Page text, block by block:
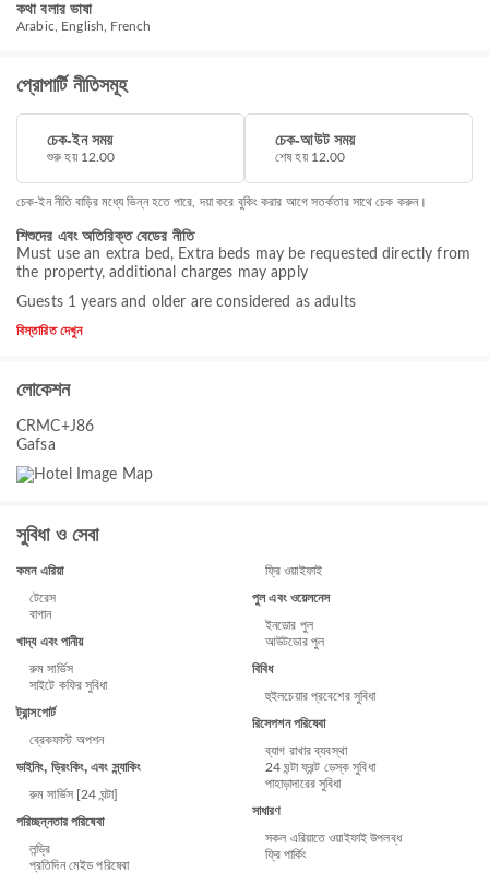
কথা বলার ভাষা
Arabic, English, French
প্রোপার্টি নীতিসমূহ
চেক-ইন সময়
শুরু হয় 12.00
চেক-আউট সময়
শেষ হয় 12.00
চেক-ইন নীতি বাড়ির মধ্যে ভিন্ন হতে পারে, দয়া করে বুকিং করার আগে সতর্কতার সাথে চেক করুন।
শিশুদের এবং অতিরিক্ত বেডের নীতি
Must use an extra bed, Extra beds may be requested directly from
the property, additional charges may apply
Guests 1 years and older are considered as adults
বিস্তারিত দেখুন
লোকেশন
CRMC+J86
Gafsa
সুবিধা ও সেবা
কমন এরিয়া
টেরেস
বাগান
খাদ্য এবং পানীয়
রুম সার্ভিস
সাইটে কফির সুবিধা
ট্রান্সপোর্ট
ব্রেকফাস্ট অপশন
ডাইনিং, ড্রিংকিং, এবং স্ন্যাকিং
রুম সার্ভিস [24 ঘন্টা]
পরিচ্ছন্নতার পরিষেবা
লন্ড্রি
প্রতিদিন মেইড পরিষেবা
ফ্রি ওয়াইফাই
পুল এবং ওয়েলনেস
ইনডোর পুল
আউটডোর পুল
বিবিধ
হুইলচেয়ার প্রবেশের সুবিধা
রিসেপশন পরিষেবা
ব্যাগ রাখার ব্যবস্থা
24 ঘন্টা ফ্রন্ট ডেস্ক সুবিধা
পাহাড়াদারের সুবিধা
সাধারণ
সকল এরিয়াতে ওয়াইফাই উপলব্ধ
ফ্রি পার্কিং